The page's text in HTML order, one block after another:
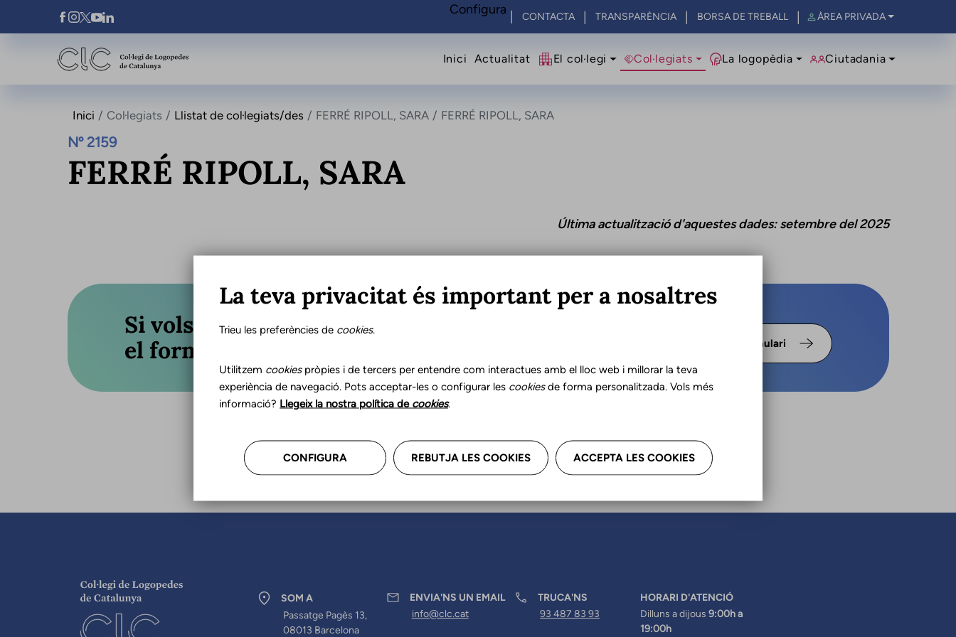
Vés al contingut
Xarxes Socials CONTACTA TRANSPARÈNCIA BORSA DE TREBALL ÀREA PRIVADA
Navegació principal
Inici Actualitat El col·legi Col·legiats La logopèdia Ciutadania
Inici Col·legiats Llistat de col·legiats/des FERRÉ RIPOLL, SARA FERRÉ RIPOLL, SARA
Nº 2159
FERRÉ RIPOLL, SARA
Última actualització d'aquestes dades: setembre del 2025
Si vols actualitzar les teves dades professionals omple
el formulari o truca'ns.
Formulari
SOM A
Passatge Pagès 13,
08013 Barcelona
ENVIA'NS UN EMAIL
info@clc.cat
TRUCA'NS
93 487 83 93
HORARI D'ATENCIÓ
Dilluns a dijous 9:00h a
19:00h
Configura
La teva privacitat és important per a nosaltres
Trieu les preferències de cookies.
Utilitzem cookiespròpies i de tercers per entendre com interactues amb el lloc web i millorar la teva
experiència de navegació. Pots acceptar-les o configurar les cookiesde forma personalitzada. Vols més
informació? Llegeix la nostra política de cookies.
CONFIGURA REBUTJA LES COOKIES ACCEPTA LES COOKIES